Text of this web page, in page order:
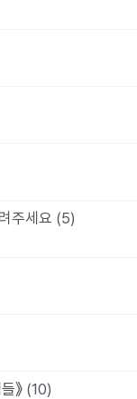
주세요 (5)
》 (10)